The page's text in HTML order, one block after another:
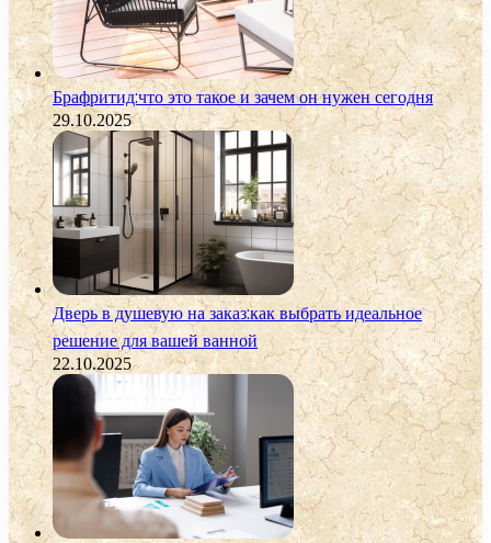
Брафритид:что это такое и зачем он нужен сегодня
29.10.2025
Дверь в душевую на заказ:как выбрать идеальное
решение для вашей ванной
22.10.2025